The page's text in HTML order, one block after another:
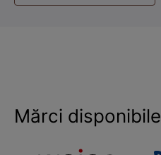
Mărci disponibile